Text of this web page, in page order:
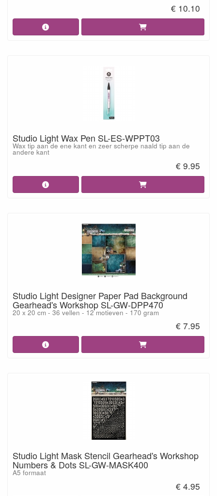
€ 10.10
Studio Light Wax Pen SL-ES-WPPT03
Wax tip aan de ene kant en zeer scherpe naald tip aan de
andere kant
€ 9.95
Studio Light Designer Paper Pad Background
Gearhead's Workshop SL-GW-DPP470
20 x 20 cm - 36 vellen - 12 motieven - 170 gram
€ 7.95
Studio Light Mask Stencil Gearhead's Workshop
Numbers & Dots SL-GW-MASK400
A5 formaat
€ 4.95